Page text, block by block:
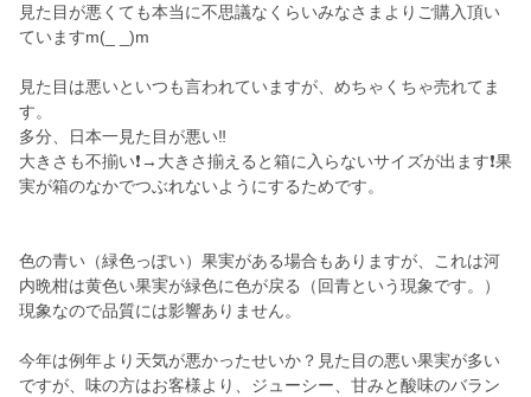
見た目が悪くても本当に不思議なくらいみなさまよりご購入頂い
ていますm(_ _)m
見た目は悪いといつも言われていますが、めちゃくちゃ売れてま
す。
多分、日本一見た目が悪い‼️
大きさも不揃い❗→大きさ揃えると箱に入らないサイズが出ます❗果
実が箱のなかでつぶれないようにするためです。
色の青い（緑色っぽい）果実がある場合もありますが、これは河
内晩柑は黄色い果実が緑色に色が戻る（回青という現象です。）
現象なので品質には影響ありません。
今年は例年より天気が悪かったせいか？見た目の悪い果実が多い
ですが、味の方はお客様より、ジューシー、甘みと酸味のバラン